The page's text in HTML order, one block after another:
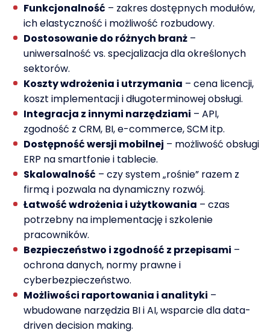
Funkcjonalność – zakres dostępnych modułów,
ich elastyczność i możliwość rozbudowy.
Dostosowanie do różnych branż –
uniwersalność vs. specjalizacja dla określonych
sektorów.
Koszty wdrożenia i utrzymania – cena licencji,
koszt implementacji i długoterminowej obsługi.
Integracja z innymi narzędziami – API,
zgodność z CRM, BI, e-commerce, SCM itp.
Dostępność wersji mobilnej – możliwość obsługi
ERP na smartfonie i tablecie.
Skalowalność – czy system „rośnie” razem z
firmą i pozwala na dynamiczny rozwój.
Łatwość wdrożenia i użytkowania – czas
potrzebny na implementację i szkolenie
pracowników.
Bezpieczeństwo i zgodność z przepisami –
ochrona danych, normy prawne i
cyberbezpieczeństwo.
Możliwości raportowania i analityki –
wbudowane narzędzia BI i AI, wsparcie dla data-
driven decision making.